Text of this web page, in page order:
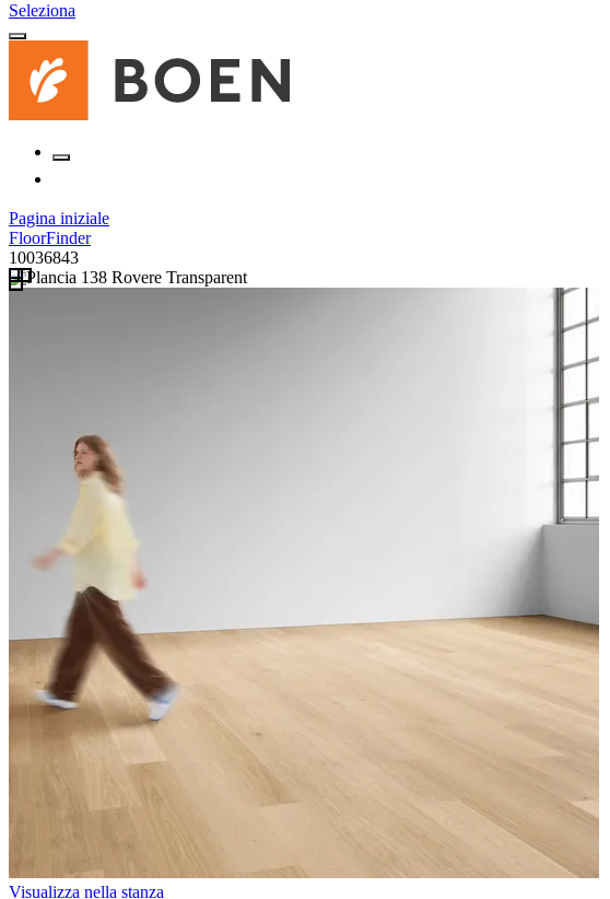
Seleziona
Pagina iniziale
FloorFinder
10036843
Visualizza nella stanza